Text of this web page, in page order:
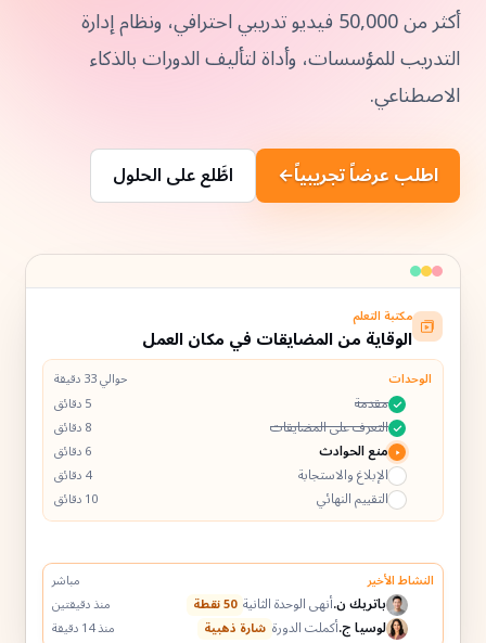
أكثر من 50,000 فيديو تدريبي احترافي، ونظام إدارة
التدريب للمؤسسات، وأداة لتأليف الدورات بالذكاء
الاصطناعي.
اطلب عرضاً تجريبياً← اطَّلع على الحلول
مكتبة التعلم
الوقاية من المضايقات في مكان العمل
الوحدات
حوالي 33 دقيقة
مقدمة 5 دقائق
التعرف على المضايقات 8 دقائق
منع الحوادث 6 دقائق
الإبلاغ والاستجابة 4 دقائق
التقييم النهائي 10 دقائق
النشاط الأخير مباشر
باتريك ن.أنهى الوحدة الثانية 50 نقطة منذ دقيقتين
لوسيا ج.أكملت الدورة شارة ذهبية منذ 14 دقيقة